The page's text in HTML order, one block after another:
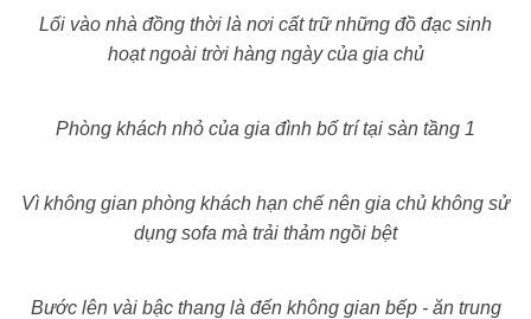
Lối vào nhà đồng thời là nơi cất trữ những đồ đạc sinh
hoạt ngoài trời hàng ngày của gia chủ
Phòng khách nhỏ của gia đình bố trí tại sàn tầng 1
Vì không gian phòng khách hạn chế nên gia chủ không sử
dụng sofa mà trải thảm ngồi bệt
Bước lên vài bậc thang là đến không gian bếp - ăn trung